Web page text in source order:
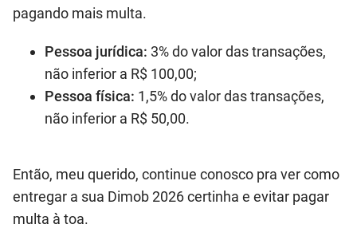
pagando mais multa.
Pessoa jurídica: 3% do valor das transações,
não inferior a R$ 100,00;
Pessoa física: 1,5% do valor das transações,
não inferior a R$ 50,00.
Então, meu querido, continue conosco pra ver como
entregar a sua Dimob 2026 certinha e evitar pagar
multa à toa.